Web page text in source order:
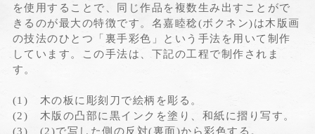
を使用することで、同じ作品を複数生み出すことがで
きるのが最大の特徴です。名嘉睦稔(ボクネン)は木版画
の技法のひとつ「裏手彩色」という手法を用いて制作
しています。この手法は、下記の工程で制作されま
す。
(1) 木の板に彫刻刀で絵柄を彫る。
(2) 木版の凸部に黒インクを塗り、和紙に摺り写す。
(3) (2)で写した側の反対(裏面)から彩色する。